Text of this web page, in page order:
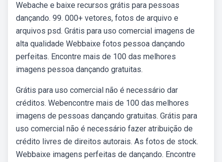
Webache e baixe recursos grátis para pessoas
dançando. 99. 000+ vetores, fotos de arquivo e
arquivos psd. Grátis para uso comercial imagens de
alta qualidade Webbaixe fotos pessoa dançando
perfeitas. Encontre mais de 100 das melhores
imagens pessoa dançando gratuitas.
Grátis para uso comercial não é necessário dar
créditos. Webencontre mais de 100 das melhores
imagens de pessoas dançando gratuitas. Grátis para
uso comercial não é necessário fazer atribuição de
crédito livres de direitos autorais. As fotos de stock.
Webbaixe imagens perfeitas de dançando. Encontre